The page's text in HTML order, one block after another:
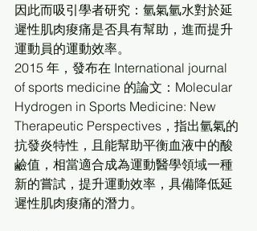
因此而吸引學者研究：氫氣氫水對於延
遲性肌肉痠痛是否具有幫助，進而提升
運動員的運動效率。
2015 年，發布在 International journal
of sports medicine 的論文：Molecular
Hydrogen in Sports Medicine: New
Therapeutic Perspectives，指出氫氣的
抗發炎特性，且能幫助平衡血液中的酸
鹼值，相當適合成為運動醫學領域一種
新的嘗試，提升運動效率，具備降低延
遲性肌肉痠痛的潛力。